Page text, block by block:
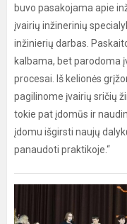
buvo pasakojama apie
įvairių inžinerinių
inžinierių darbas.
kalbama, bet parodoma
procesai. Iš kelionės
pagilinome įvairių sričių
tokie pat įdomūs ir
įdomu išgirsti naujų
panaudoti praktikoje.“